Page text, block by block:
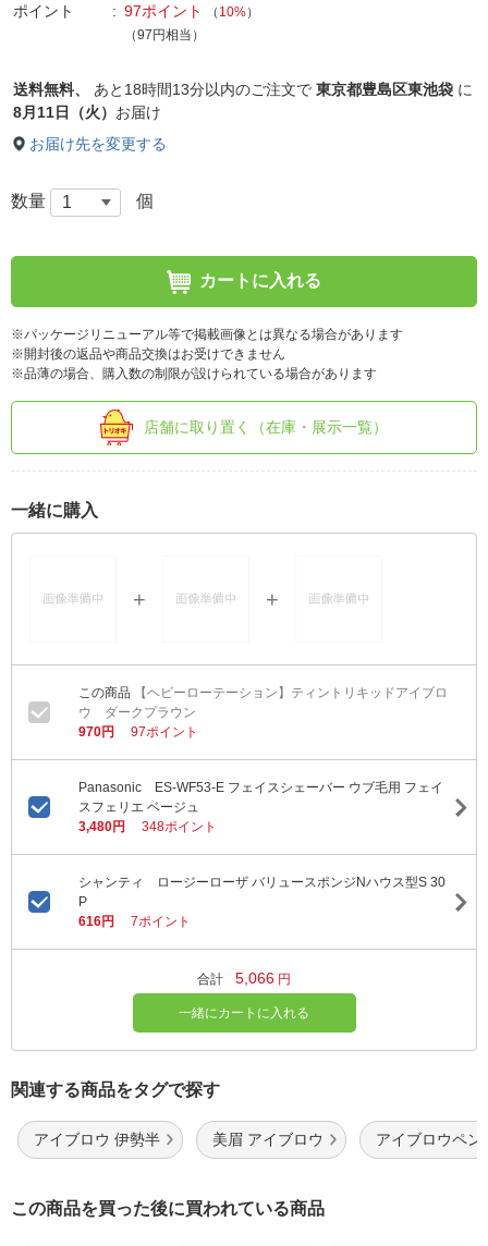
ポイント 97ポイント （ 10%）
（97円相当）
送料無料、 あと 18時間13分以内のご注文で 東京都豊島区東池袋 に
8月11日（火） お届け
お届け先を変更する
数量 個
カートに入れる
※パッケージリニューアル等で掲載画像とは異なる場合があります
※開封後の返品や商品交換はお受けできません
※品薄の場合、購入数の制限が設けられている場合があります
店舗に取り置く（在庫・展示一覧）
一緒に購入
【ヘビーローテーション】ティントリキッドアイブロ
ウ ダークプラウン
970円
97ポイント
Panasonic ES-WF53-E フェイスシェーバー ウブ毛用 フェイ
スフェリエ ベージュ
3,480円
348ポイント
シャンティ ロージーローザ バリュースポンジNハウス型S 30
P
616円
7ポイント
合計 5,066 円
一緒にカートに入れる
関連する商品をタグで探す
アイブロウ 伊勢半 美眉 アイブロウ アイブロウペン
この商品を買った後に買われている商品